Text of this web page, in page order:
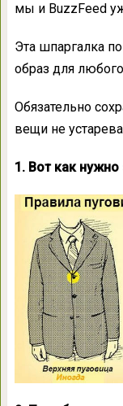
мы и BuzzFeed
Эта шпаргалка
образ для
Обязательно
вещи не
1. Вот как нужно